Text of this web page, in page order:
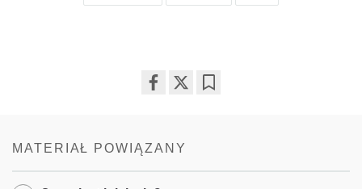
MATERIAŁ POWIĄZANY